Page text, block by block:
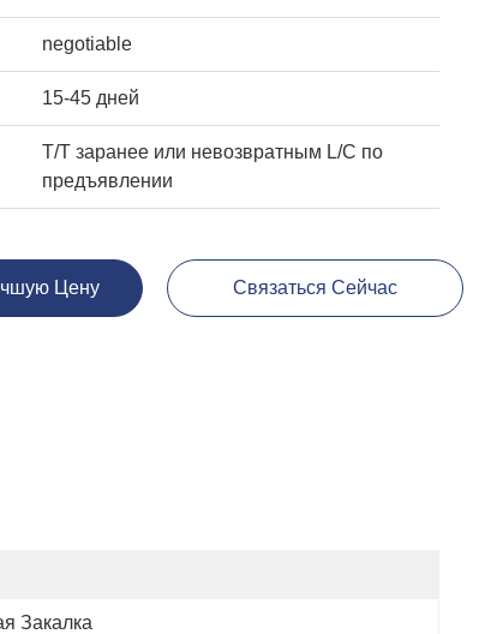
negotiable
15-45 дней
T/T заранее или невозвратным L/C по
предъявлении
Цену Связаться Сейчас
Закалка